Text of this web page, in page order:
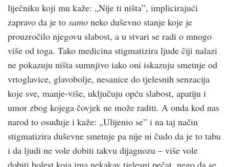
liječniku koji mu kaže: „Nije ti ništa”, implicirajući
zapravo da je to samo neko duševno stanje koje je
prouzročilo njegovu slabost, a u stvari se radi o mnogo
više od toga. Tako medicina stigmatizira ljude čiji nalazi
ne pokazuju ništa sumnjivo iako oni iskazuju smetnje od
vrtoglavice, glavobolje, nesanice do tjelesnih senzacija
koje sve, manje-više, uključuju opću slabost, apatiju i
umor zbog kojega čovjek ne može raditi. A onda kod nas
narod to osuđuje i kaže: „Ulijenio se” i na taj način
stigmatizira duševne smetnje pa nije ni čudo da je to tabu
i da ljudi ne vole dobiti takvu dijagnozu – više vole
dobiti bolest koja ima nekakav tjelesni pečat, nego da se